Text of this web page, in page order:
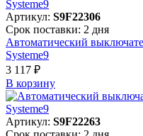
Артикул: S9F22306
Срок поставки: 2 дня
Автоматический
Systeme9
3 117 ₽
В корзинy
Артикул: S9F22263